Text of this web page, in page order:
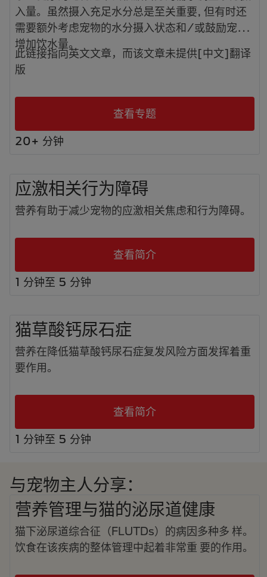
入量。虽然摄入充足水分总是至关重要, 但有时还
需要额外考虑宠物的水分摄入状态和/或鼓励宠物
增加饮水量。
此链接指向英文文章，而该文章未提供[中文]翻译
版
查看专题
20+ 分钟
应激相关行为障碍
营养有助于减少宠物的应激相关焦虑和行为障碍。
查看简介
1 分钟至 5 分钟
猫草酸钙尿石症
营养在降低猫草酸钙尿石症复发风险方面发挥着重
要作用。
查看简介
1 分钟至 5 分钟
与宠物主人分享：
营养管理与猫的泌尿道健康
猫下泌尿道综合征（FLUTDs）的病因多种多 样。
饮食在该疾病的整体管理中起着非常重 要的作用。